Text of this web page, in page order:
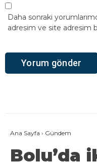
Daha sonraki
adresim ve site adresim
Ana Sayfa › Gündem
Bolu’da